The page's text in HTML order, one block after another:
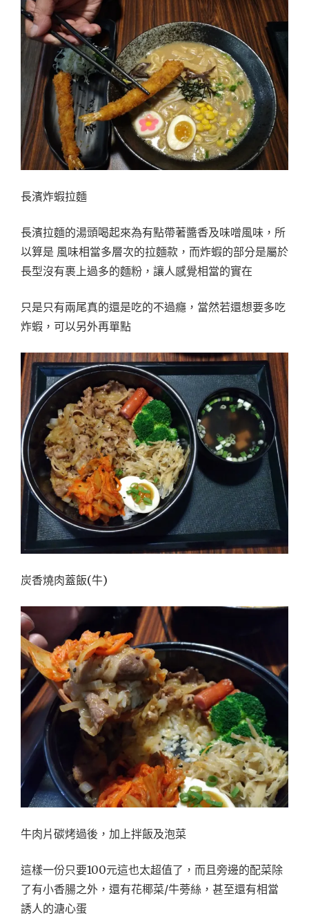
長濱炸蝦拉麵
長濱拉麵的湯頭喝起來為有點帶著醬香及味噌風味，所
以算是 風味相當多層次的拉麵款，而炸蝦的部分是屬於
長型沒有裹上過多的麵粉，讓人感覺相當的實在
只是只有兩尾真的還是吃的不過癮，當然若還想要多吃
炸蝦，可以另外再單點
炭香燒肉蓋飯(牛)
牛肉片碳烤過後，加上拌飯及泡菜
這樣一份只要100元這也太超值了，而且旁邊的配菜除
了有小香腸之外，還有花椰菜/牛蒡絲，甚至還有相當
誘人的溏心蛋